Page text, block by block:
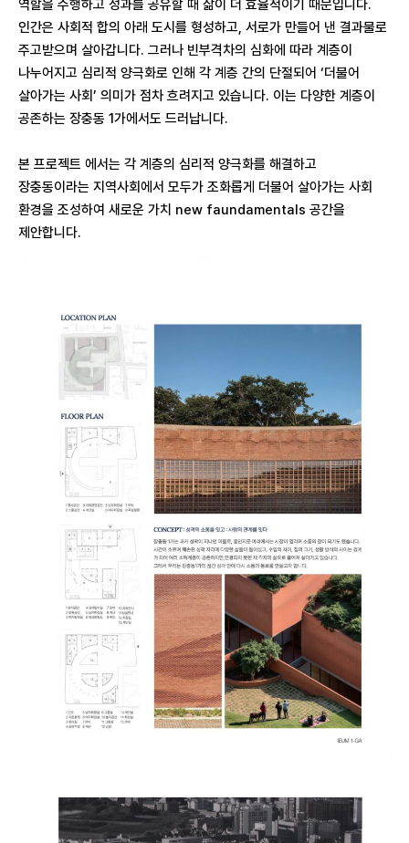
역할을 수행하고 성과를 공유할 때 삶이 더 효율적이기 때문입니다.
인간은 사회적 합의 아래 도시를 형성하고, 서로가 만들어 낸 결과물로
주고받으며 살아갑니다. 그러나 빈부격차의 심화에 따라 계층이
나누어지고 심리적 양극화로 인해 각 계층 간의 단절되어 ‘더불어
살아가는 사회’ 의미가 점차 흐려지고 있습니다. 이는 다양한 계층이
공존하는 장충동 1가에서도 드러납니다.
본 프로젝트 에서는 각 계층의 심리적 양극화를 해결하고
장충동이라는 지역사회에서 모두가 조화롭게 더불어 살아가는 사회
환경을 조성하여 새로운 가치 new faundamentals 공간을
제안합니다.